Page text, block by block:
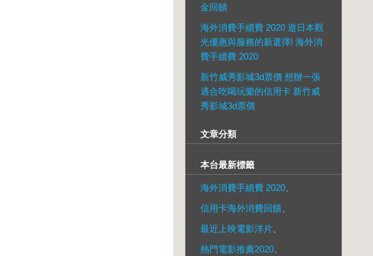
金回饋
海外消費手續費 2020 遊日本觀
光優惠與服務的新選擇! 海外消
費手續費 2020
新竹威秀影城3d票價 想辦一張
適合吃喝玩樂的信用卡 新竹威
秀影城3d票價
文章分類
本台最新標籤
海外消費手續費 2020
信用卡海外消費回饋
最近上映電影洋片
熱門電影推薦2020